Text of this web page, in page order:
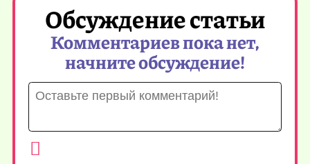
Обсуждение статьи
Комментариев пока нет,
начните обсуждение!